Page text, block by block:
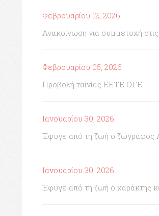
Φεβρουαρίου 12, 2026
Ανακοίνωση για συμμετοχή
Φεβρουαρίου 05, 2026
Προβολή ταινίας ΕΕΤΕ ΟΓΕ
Ιανουαρίου 30, 2026
Έφυγε από τη ζωή ο ζωγράφος
Ιανουαρίου 30, 2026
Έφυγε από τη ζωή ο χαράκτης